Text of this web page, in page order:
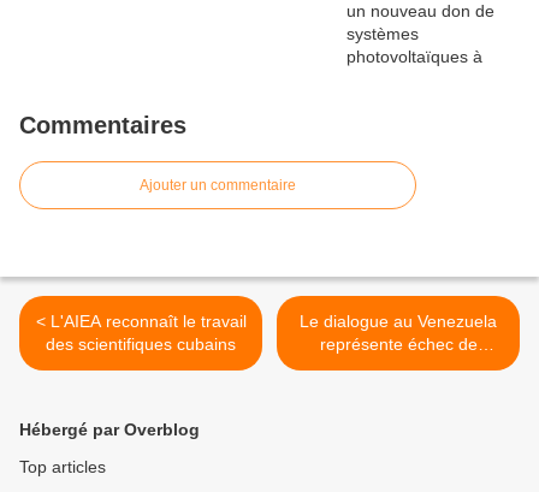
Commentaires
Ajouter un commentaire
< L'AIEA reconnaît le travail
des scientifiques cubains
Le dialogue au Venezuela
représente échec de
l’agenda putschiste de
Hébergé par Overblog
Top articles